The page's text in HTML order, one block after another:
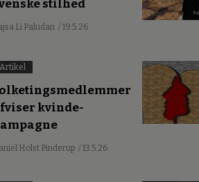
stilhed
Li Paludan / 19.5.26
Artikel
kvinde-
Holst Pinderup / 13.5.26